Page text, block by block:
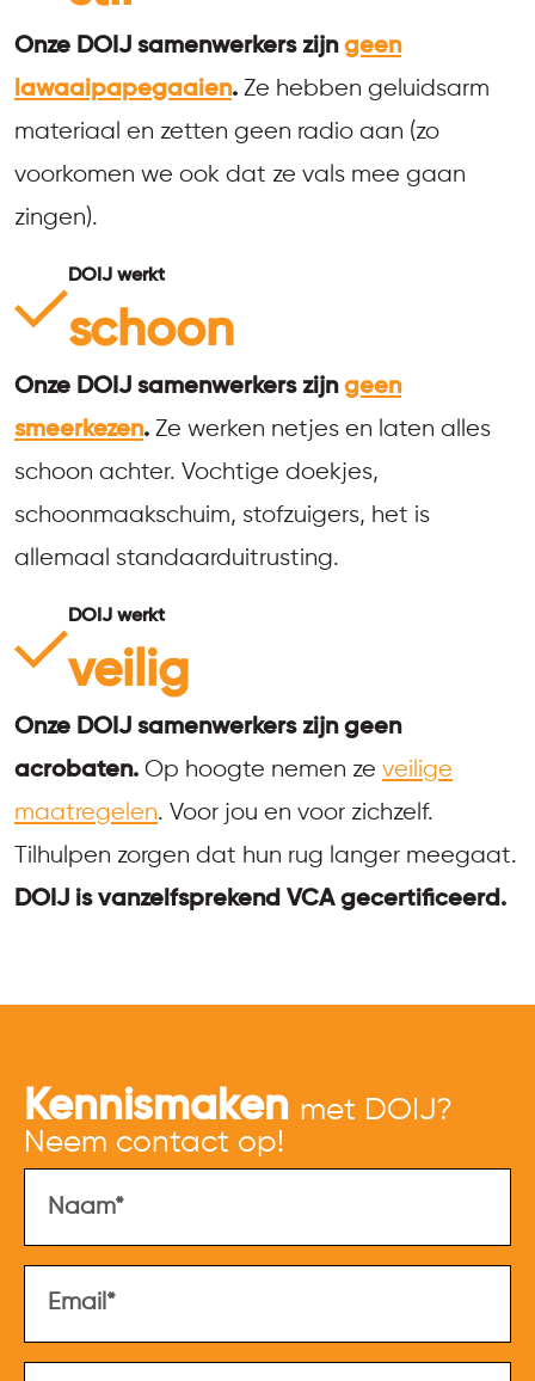
Onze DOIJ samenwerkers zijngeen
lawaaipapegaaien. Ze hebben geluidsarm
materiaal en zetten geen radio aan (zo
voorkomen we ook dat ze vals mee gaan
zingen).
DOIJ werkt
schoon
Onze DOIJ samenwerkers zijngeen
smeerkezen. Ze werken netjes en laten alles
schoon achter. Vochtige doekjes,
schoonmaakschuim, stofzuigers, het is
allemaal standaarduitrusting.
DOIJ werkt
veilig
Onze DOIJ samenwerkers zijn geen
acrobaten. Op hoogte nemen ze veilige
maatregelen. Voor jou en voor zichzelf.
Tilhulpen zorgen dat hun rug langer meegaat.
DOIJ is vanzelfsprekend VCA gecertificeerd.
Kennismaken met DOIJ?
Neem contact op!